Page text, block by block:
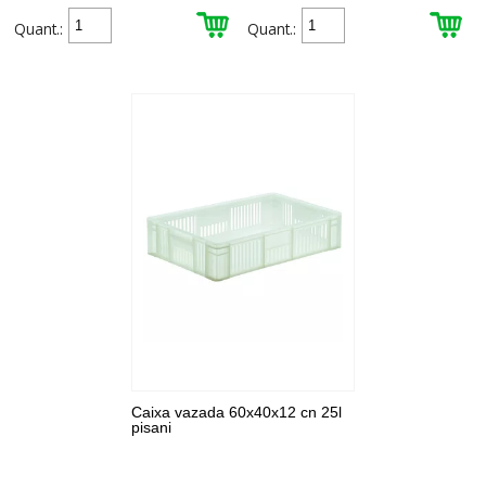
Quant.: Quant.:
Caixa vazada 60x40x12 cn 25l
pisani